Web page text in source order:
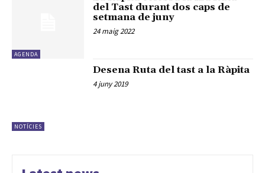
AGENDA
del Tast durant dos caps de
setmana de juny
24 maig 2022
NOTÍCIES
Desena Ruta del tast a la Ràpita
4 juny 2019